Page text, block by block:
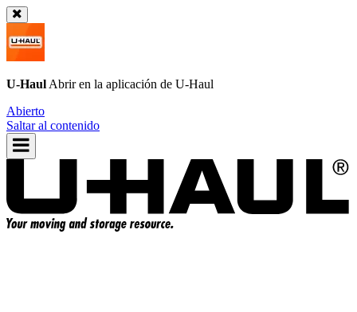
U-Haul Abrir en la aplicación de U-Haul
Abierto
Saltar al contenido